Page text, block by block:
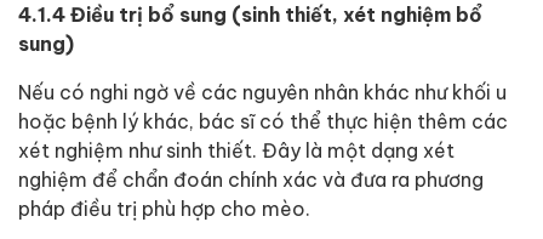
4.1.4 Điều trị bổ sung (sinh thiết, xét nghiệm bổ
sung)
Nếu có nghi ngờ về các nguyên nhân khác như khối u
hoặc bệnh lý khác, bác sĩ có thể thực hiện thêm các
xét nghiệm như sinh thiết. Đây là một dạng xét
nghiệm để chẩn đoán chính xác và đưa ra phương
pháp điều trị phù hợp cho mèo.